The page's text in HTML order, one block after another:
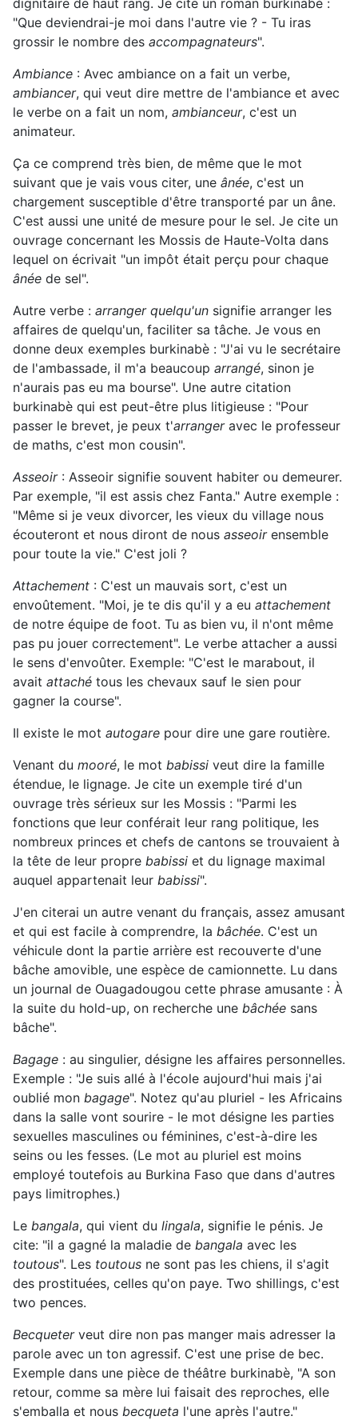
"Que deviendrai-je moi dans l'autre vie ? - Tu iras
grossir le nombre des accompagnateurs".
Ambiance : Avec ambiance on a fait un verbe,
ambiancer, qui veut dire mettre de l'ambiance et avec
le verbe on a fait un nom, ambianceur, c'est un
animateur.
Ça ce comprend très bien, de même que le mot
suivant que je vais vous citer, une ânée, c'est un
chargement susceptible d'être transporté par un âne.
C'est aussi une unité de mesure pour le sel. Je cite un
ouvrage concernant les Mossis de Haute-Volta dans
lequel on écrivait "un impôt était perçu pour chaque
ânée de sel".
Autre verbe : arranger quelqu'un signifie arranger les
affaires de quelqu'un, faciliter sa tâche. Je vous en
donne deux exemples burkinabè : "J'ai vu le secrétaire
de l'ambassade, il m'a beaucoup arrangé, sinon je
n'aurais pas eu ma bourse". Une autre citation
burkinabè qui est peut-être plus litigieuse : "Pour
passer le brevet, je peux t'arrangeravec le professeur
de maths, c'est mon cousin".
Asseoir: Asseoir signifie souvent habiter ou demeurer.
Par exemple, "il est assis chez Fanta." Autre exemple :
"Même si je veux divorcer, les vieux du village nous
écouteront et nous diront de nous asseoir ensemble
pour toute la vie." C'est joli ?
Attachement : C'est un mauvais sort, c'est un
envoûtement. "Moi, je te dis qu'il y a eu attachement
de notre équipe de foot. Tu as bien vu, il n'ont même
pas pu jouer correctement". Le verbe attacher a aussi
le sens d'envoûter. Exemple: "C'est le marabout, il
avait attaché tous les chevaux sauf le sien pour
gagner la course".
Il existe le mot autogare pour dire une gare routière.
Venant du mooré, le mot babissi veut dire la famille
étendue, le lignage. Je cite un exemple tiré d'un
ouvrage très sérieux sur les Mossis : "Parmi les
fonctions que leur conférait leur rang politique, les
nombreux princes et chefs de cantons se trouvaient à
la tête de leur propre babissi et du lignage maximal
auquel appartenait leur babissi".
J'en citerai un autre venant du français, assez amusant
et qui est facile à comprendre, la bâchée. C'est un
véhicule dont la partie arrière est recouverte d'une
bâche amovible, une espèce de camionnette. Lu dans
un journal de Ouagadougou cette phrase amusante : À
la suite du hold-up, on recherche une bâchée sans
bâche".
Bagage : au singulier, désigne les affaires personnelles.
Exemple : "Je suis allé à l'école aujourd'hui mais j'ai
oublié mon bagage". Notez qu'au pluriel - les Africains
dans la salle vont sourire - le mot désigne les parties
sexuelles masculines ou féminines, c'est-à-dire les
seins ou les fesses. (Le mot au pluriel est moins
employé toutefois au Burkina Faso que dans d'autres
pays limitrophes.)
Le bangala, qui vient du lingala, signifie le pénis. Je
cite: "il a gagné la maladie de bangala avec les
toutous". Les toutous ne sont pas les chiens, il s'agit
des prostituées, celles qu'on paye. Two shillings, c'est
two pences.
Becqueterveut dire non pas manger mais adresser la
parole avec un ton agressif. C'est une prise de bec.
Exemple dans une pièce de théâtre burkinabè, "A son
retour, comme sa mère lui faisait des reproches, elle
s'emballa et nous becqueta l'une après l'autre."